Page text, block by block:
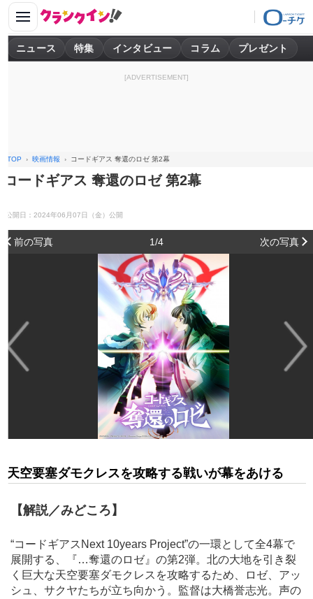
ニュース 特集 インタビュー コラム プレゼント
[ADVERTISEMENT]
TOP 映画情報 コードギアス 奪還のロゼ 第2幕
コードギアス 奪還のロゼ 第2幕
公開日：2024年06月07日（金）公開
前の写真 1/4 次の写真
天空要塞ダモクレスを攻略する戦いが幕をあける
【解説／みどころ】
“コードギアスNext 10years Project”の一環として全4幕で
展開する、『…奪還のロゼ』の第2弾。北の大地を引き裂
く巨大な天空要塞ダモクレスを攻略するため、ロゼ、アッ
シュ、サクヤたちが立ち向かう。監督は大橋誉志光。声の